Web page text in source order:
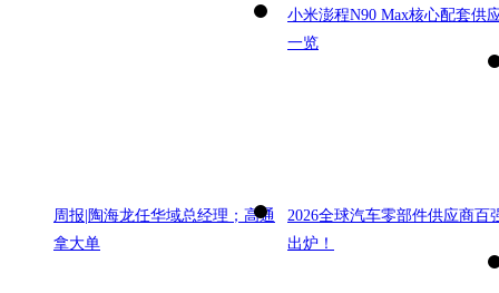
小米澎程N90 Max核心配套供
一览
周报|陶海龙任华域总经理；高通
拿大单
2026全球汽车零部件供应商百
出炉！